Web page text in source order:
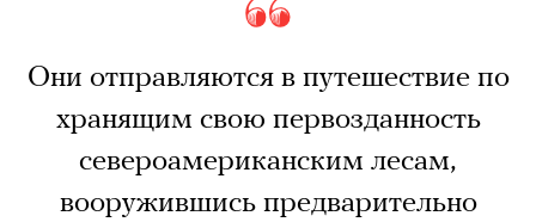
Они отправляются в путешествие по
хранящим свою первозданность
североамериканским лесам,
вооружившись предварительно